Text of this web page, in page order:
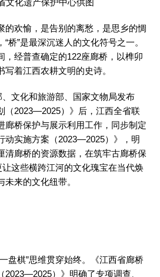
化遗产保护中心供图
的欢愉，是告别的离愁，是思乡的惆
桥”是最深沉迷人的文化符号之一。
，经普查确定的122座廊桥，以榫卯
着江西农耕文明的史诗。
文化和旅游部、国家文物局发布
（2023—2025）》后，江西全省联
廊桥保护与展示利用工作，同步制定
动实施方案（2023—2025）》，明
清廊桥的资源数据，在筑牢古廊桥保
让这些横跨江河的文化瑰宝在当代焕
来的文化纽带。
盘棋”思维贯穿始终。《江西省廊桥
2023—2025）》明确了专项调查、